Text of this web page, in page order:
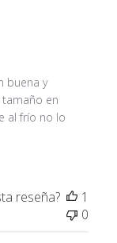
buena y
en
al frío no lo
reseña?
1
0